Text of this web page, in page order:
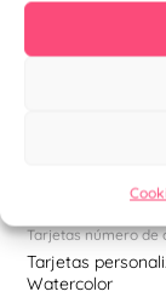
Tarjetas número de
Tarjetas
Watercolor